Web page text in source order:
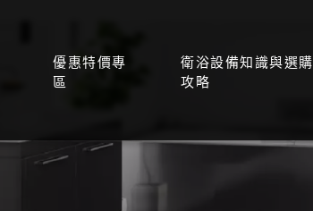
優惠特價專
區
衛浴設備知識與選購
攻略